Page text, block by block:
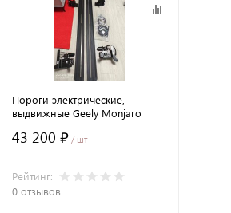
Пороги электрические,
выдвижные Geely Monjaro
43 200 ₽ / шт
Рейтинг:
0 отзывов